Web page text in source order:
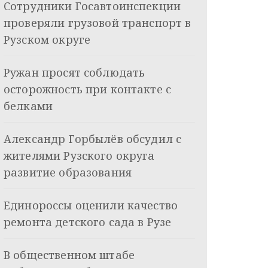
Сотрудники Госавтоинспекции
проверяли грузовой транспорт в
Рузском округе
Ружан просят соблюдать
осторожность при контакте с
белками
Александр Горбылёв обсудил с
жителями Рузского округа
развитие образования
Единороссы оценили качество
ремонта детского сада в Рузе
В общественном штабе